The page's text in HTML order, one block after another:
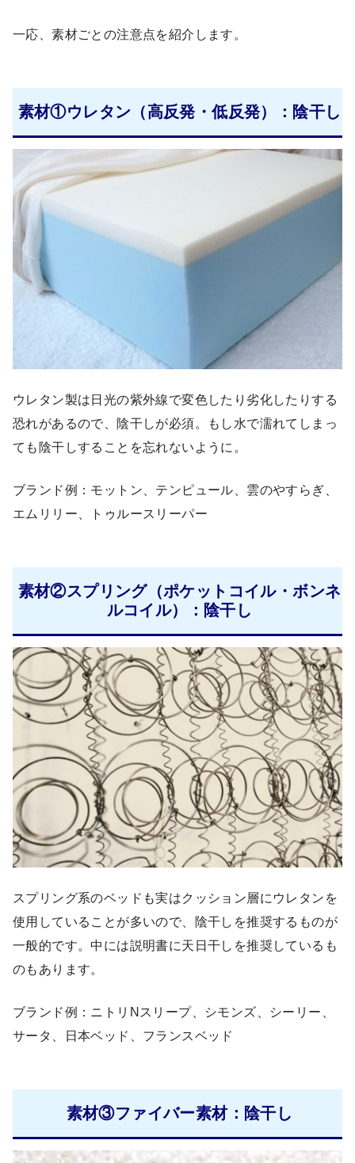
一応、素材ごとの注意点を紹介します。
素材①ウレタン（高反発・低反発）：陰干し
ウレタン製は日光の紫外線で変色したり劣化したりする
恐れがあるので、陰干しが必須。もし水で濡れてしまっ
ても陰干しすることを忘れないように。
ブランド例：モットン、テンピュール、雲のやすらぎ、
エムリリー、トゥルースリーパー
素材②スプリング（ポケットコイル・ボンネ
ルコイル）：陰干し
スプリング系のベッドも実はクッション層にウレタンを
使用していることが多いので、陰干しを推奨するものが
一般的です。中には説明書に天日干しを推奨しているも
のもあります。
ブランド例：ニトリNスリープ、シモンズ、シーリー、
サータ、日本ベッド、フランスベッド
素材③ファイバー素材：陰干し